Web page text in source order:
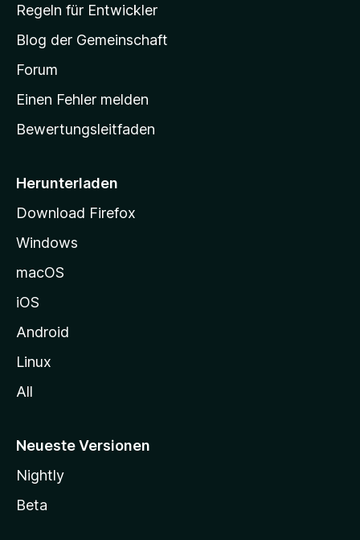
-
t
a
r
s
i
e
g
e
n
Regeln für Entwickler
Blog der Gemeinschaft
Forum
Einen Fehler melden
Bewertungsleitfaden
Herunterladen
Download Firefox
Windows
macOS
iOS
Android
Linux
All
Neueste Versionen
Nightly
Beta